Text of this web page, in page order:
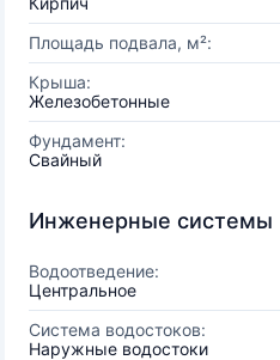
Площадь подвала, м²:
Крыша:
Железобетонные
Фундамент:
Свайный
Инженерные системы
Водоотведение:
Центральное
Система водостоков:
Наружные водостоки